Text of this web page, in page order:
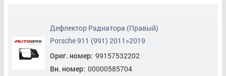
Крыло Переднее Левое
Крыло Переднее Правое
Дефлектор Радиатора (Правый)
Porsche 911 (991) 2011>2019
Ориг. номер: 99157532202
Вн. номер: 00000585704